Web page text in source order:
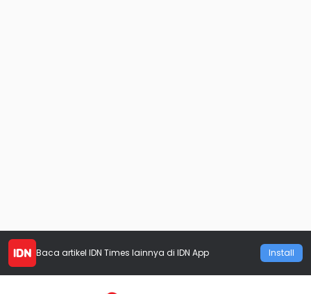
Baca artikel IDN Times lainnya di IDN App Install